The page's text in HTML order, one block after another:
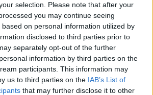
selection. Please note that after your
you may continue seeing
on personal information utilized by
disclosed to third parties prior to
separately opt-out of the further
information by third parties on the
participants. This information may
us to third parties on the IAB’s List of
that may further disclose it to other